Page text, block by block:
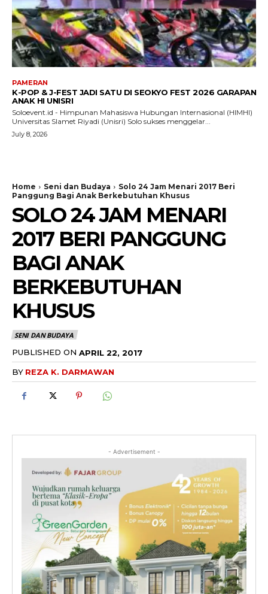
PAMERAN
K-POP & J-FEST JADI SATU DI SEOKYO FEST 2026 GARAPAN
ANAK HI UNISRI
Soloevent.id - Himpunan Mahasiswa Hubungan Internasional (HIMHI)
Universitas Slamet Riyadi (Unisri) Solo sukses menggelar...
July 8, 2026